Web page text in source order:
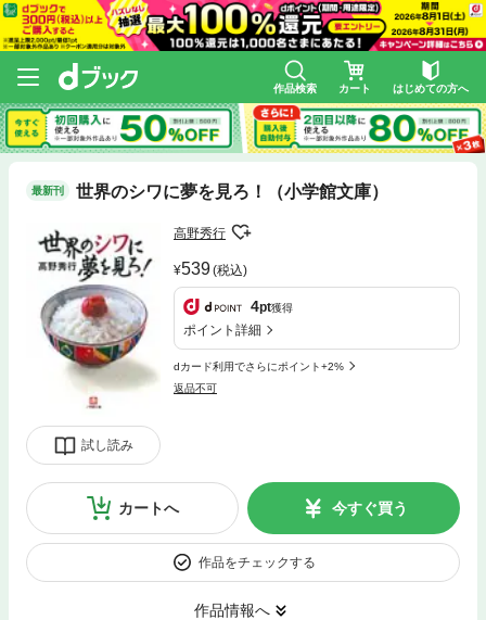
作品検索 カート はじめての方へ
最新刊 世界のシワに夢を見ろ！（小学館文庫）
試し読み
高野秀行
539(税込)
4pt獲得
ポイント詳細
dカード利用でさらにポイント+2%
返品不可
カートへ 今すぐ買う
作品をチェックする
作品情報へ